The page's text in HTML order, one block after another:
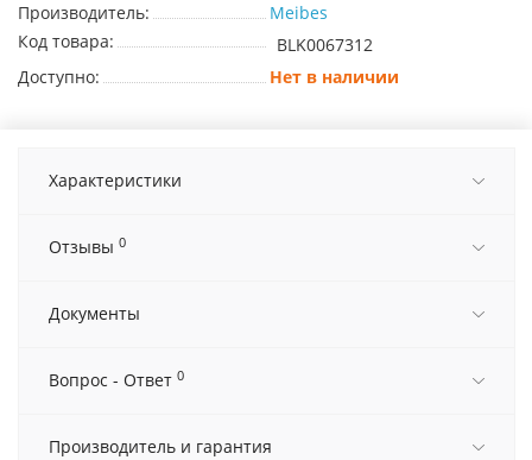
Производитель:
Meibes
Код товара:
BLK0067312
Доступно:
Нет в наличии
Характеристики
Отзывы 0
Документы
Вопрос - Ответ 0
Производитель и гарантия